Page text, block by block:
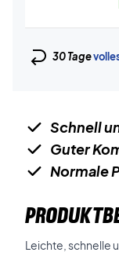
30 Tage
Schnell
Guter
Normale
Leichte, schnelle